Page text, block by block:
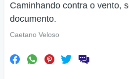
Caminhando contra o vento,
documento.
Caetano Veloso